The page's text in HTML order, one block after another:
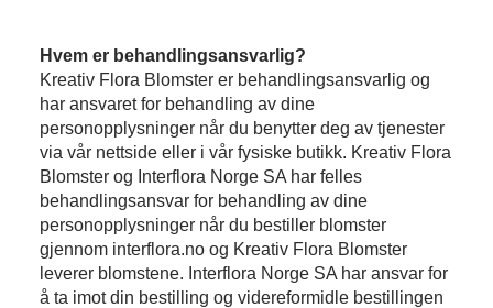
Hvem er behandlingsansvarlig?
Kreativ Flora Blomster er behandlingsansvarlig og
har ansvaret for behandling av dine
personopplysninger når du benytter deg av tjenester
via vår nettside eller i vår fysiske butikk. Kreativ Flora
Blomster og Interflora Norge SA har felles
behandlingsansvar for behandling av dine
personopplysninger når du bestiller blomster
gjennom interflora.no og Kreativ Flora Blomster
leverer blomstene. Interflora Norge SA har ansvar for
å ta imot din bestilling og videreformidle bestillingen